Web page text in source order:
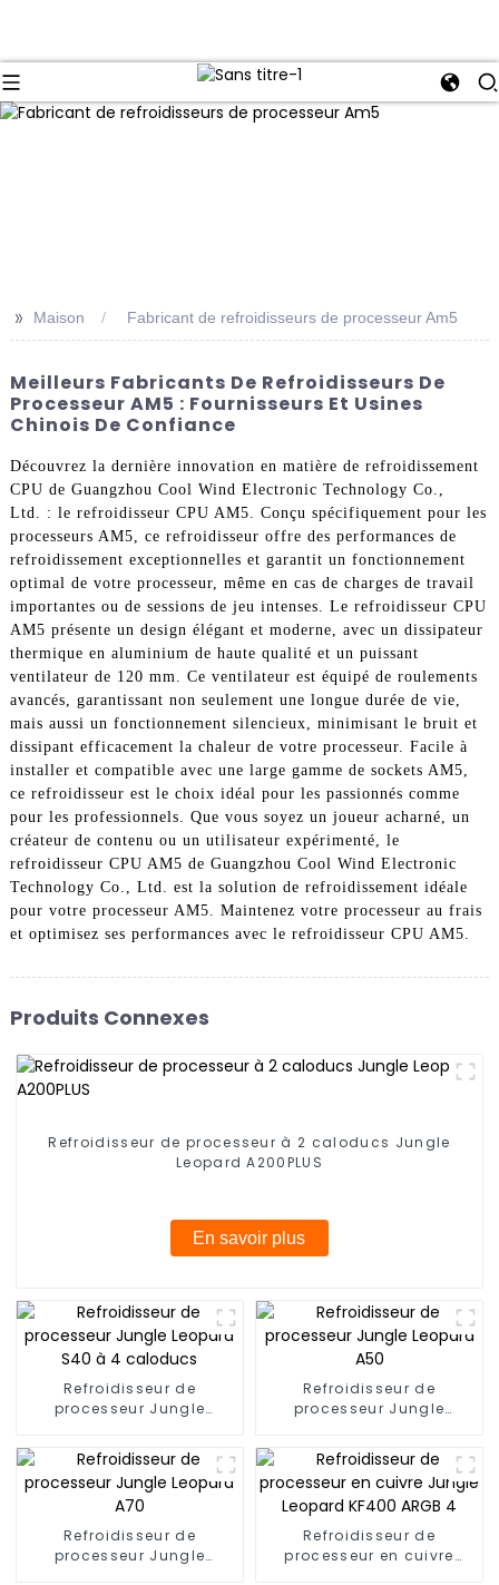
>> Maison Fabricant de refroidisseurs de processeur Am5
Meilleurs Fabricants De Refroidisseurs De
Processeur AM5 : Fournisseurs Et Usines
Chinois De Confiance
Découvrez la dernière innovation en matière de refroidissement
CPU de Guangzhou Cool Wind Electronic Technology Co.,
Ltd. : le refroidisseur CPU AM5. Conçu spécifiquement pour les
processeurs AM5, ce refroidisseur offre des performances de
refroidissement exceptionnelles et garantit un fonctionnement
optimal de votre processeur, même en cas de charges de travail
importantes ou de sessions de jeu intenses. Le refroidisseur CPU
AM5 présente un design élégant et moderne, avec un dissipateur
thermique en aluminium de haute qualité et un puissant
ventilateur de 120 mm. Ce ventilateur est équipé de roulements
avancés, garantissant non seulement une longue durée de vie,
mais aussi un fonctionnement silencieux, minimisant le bruit et
dissipant efficacement la chaleur de votre processeur. Facile à
installer et compatible avec une large gamme de sockets AM5,
ce refroidisseur est le choix idéal pour les passionnés comme
pour les professionnels. Que vous soyez un joueur acharné, un
créateur de contenu ou un utilisateur expérimenté, le
refroidisseur CPU AM5 de Guangzhou Cool Wind Electronic
Technology Co., Ltd. est la solution de refroidissement idéale
pour votre processeur AM5. Maintenez votre processeur au frais
et optimisez ses performances avec le refroidisseur CPU AM5.
Produits Connexes
Refroidisseur de processeur à 2 caloducs Jungle
Leopard A200PLUS
En savoir plus
Refroidisseur de
processeur Jungle
caloducs
Refroidisseur de
processeur Jungle
Refroidisseur de
processeur Jungle
Refroidisseur de
processeur en cuivre